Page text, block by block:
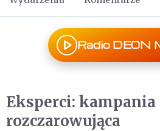
Radio DEON
Eksperci: kampania
rozczarowująca